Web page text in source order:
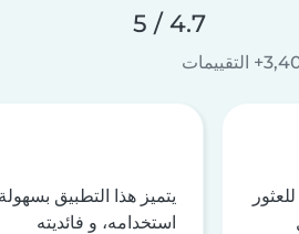
4.7 / 5
التقييمات
يتميز هذا التطبيق
استخدامه، و فائديته